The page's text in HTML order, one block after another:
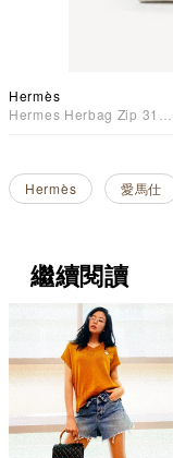
Hermès
Hermes Herbag Zip 31
Hermès 愛馬仕
繼續閱讀